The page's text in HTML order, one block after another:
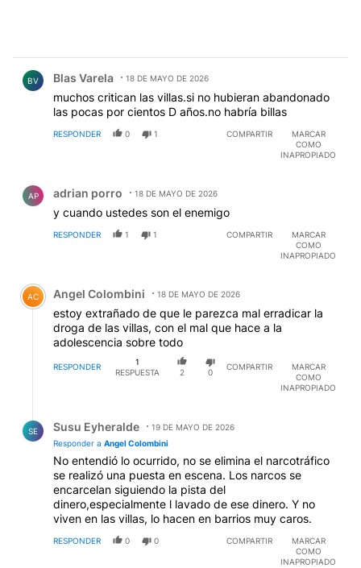
BV Blas Varela 18 DE MAYO DE 2026
muchos critican las villas.si no hubieran abandonado
las pocas por cientos D años.no habría billas
RESPONDER 0 1 COMPARTIR
MARCAR
COMO
INAPROPIADO
AP adrian porro 18 DE MAYO DE 2026
y cuando ustedes son el enemigo
RESPONDER 1 1 COMPARTIR
MARCAR
COMO
INAPROPIADO
Comentario de Angel Colombini.
AC Angel Colombini 18 DE MAYO DE 2026
estoy extrañado de que le parezca mal erradicar la
droga de las villas, con el mal que hace a la
adolescencia sobre todo
RESPONDER
1
RESPUESTA
2 0
COMPARTIR
MARCAR
COMO
INAPROPIADO
SE Susu Eyheralde
19 DE MAYO DE 2026
Responder a Angel Colombini
No entendió lo ocurrido, no se elimina el narcotráfico
se realizó una puesta en escena. Los narcos se
encarcelan siguiendo la pista del
dinero,especialmente l lavado de ese dinero. Y no
viven en las villas, lo hacen en barrios muy caros.
RESPONDER 0 0 COMPARTIR
MARCAR
COMO
INAPROPIADO